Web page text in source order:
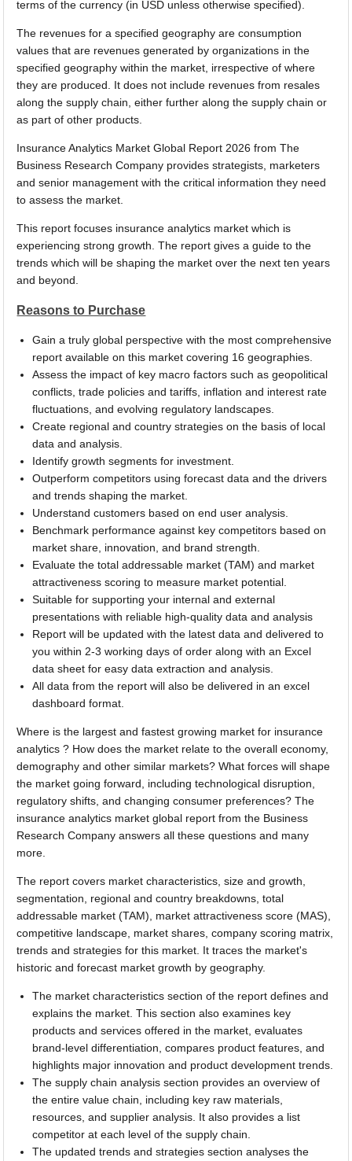
terms of the currency (in USD unless otherwise specified).
The revenues for a specified geography are consumption
values that are revenues generated by organizations in the
specified geography within the market, irrespective of where
they are produced. It does not include revenues from resales
along the supply chain, either further along the supply chain or
as part of other products.
Insurance Analytics Market Global Report 2026 from The
Business Research Company provides strategists, marketers
and senior management with the critical information they need
to assess the market.
This report focuses insurance analytics market which is
experiencing strong growth. The report gives a guide to the
trends which will be shaping the market over the next ten years
and beyond.
Reasons to Purchase
Gain a truly global perspective with the most comprehensive
report available on this market covering 16 geographies.
Assess the impact of key macro factors such as geopolitical
conflicts, trade policies and tariffs, inflation and interest rate
fluctuations, and evolving regulatory landscapes.
Create regional and country strategies on the basis of local
data and analysis.
Identify growth segments for investment.
Outperform competitors using forecast data and the drivers
and trends shaping the market.
Understand customers based on end user analysis.
Benchmark performance against key competitors based on
market share, innovation, and brand strength.
Evaluate the total addressable market (TAM) and market
attractiveness scoring to measure market potential.
Suitable for supporting your internal and external
presentations with reliable high-quality data and analysis
Report will be updated with the latest data and delivered to
you within 2-3 working days of order along with an Excel
data sheet for easy data extraction and analysis.
All data from the report will also be delivered in an excel
dashboard format.
Where is the largest and fastest growing market for insurance
analytics ? How does the market relate to the overall economy,
demography and other similar markets? What forces will shape
the market going forward, including technological disruption,
regulatory shifts, and changing consumer preferences? The
insurance analytics market global report from the Business
Research Company answers all these questions and many
more.
The report covers market characteristics, size and growth,
segmentation, regional and country breakdowns, total
addressable market (TAM), market attractiveness score (MAS),
competitive landscape, market shares, company scoring matrix,
trends and strategies for this market. It traces the market's
historic and forecast market growth by geography.
The market characteristics section of the report defines and
explains the market. This section also examines key
products and services offered in the market, evaluates
brand-level differentiation, compares product features, and
highlights major innovation and product development trends.
The supply chain analysis section provides an overview of
the entire value chain, including key raw materials,
resources, and supplier analysis. It also provides a list
competitor at each level of the supply chain.
The updated trends and strategies section analyses the